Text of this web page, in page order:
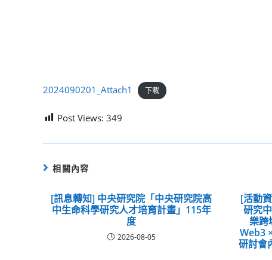
2024090201_Attach1 下載
Post Views: 349
相關內容
[訊息轉知] 中央研究院「中央研究院高
中生命科學研究人才培育計畫」115年
度
2026-08-05
[活動
研究
樂跨
Web3
研討會